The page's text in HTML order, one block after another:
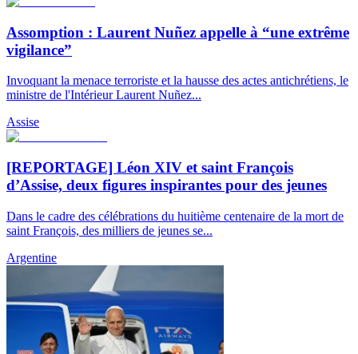
Assomption : Laurent Nuñez appelle à “une extrême
vigilance”
Invoquant la menace terroriste et la hausse des actes antichrétiens, le
ministre de l'Intérieur Laurent Nuñez...
Assise
[REPORTAGE] Léon XIV et saint François
d’Assise, deux figures inspirantes pour des jeunes
Dans le cadre des célébrations du huitième centenaire de la mort de
saint François, des milliers de jeunes se...
Argentine